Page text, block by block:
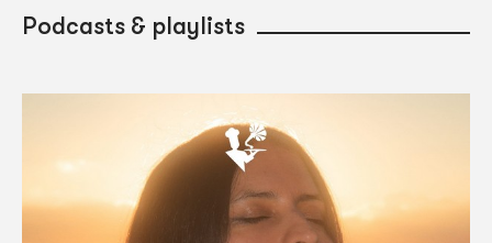
Podcasts & playlists